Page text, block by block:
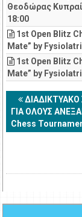
Θεοδώρας
18:00
1st Open Blitz
Mate” by
1st Open Blitz
Mate” by
ΔΙΑΔΙΚΤΥΑΚΟ
ΓΙΑ ΟΛΟΥΣ
Chess